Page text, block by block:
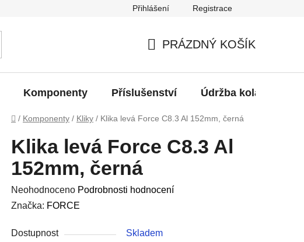
Přihlášení Registrace
KOŠÍK
PRÁZDNÝ KOŠÍK
Komponenty Příslušenství Údržba kola
Domů
/ Komponenty / Kliky / Klika levá Force C8.3 Al 152mm, černá
Klika levá Force C8.3 Al
152mm, černá
Průměrné
hodnocení
je
Neohodnoceno Podrobnosti hodnocení
Značka: FORCE
Dostupnost
Skladem